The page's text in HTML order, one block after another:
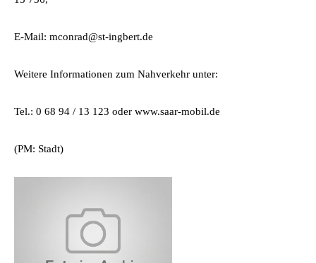
E-Mail: mconrad@st-ingbert.de
Weitere Informationen zum Nahverkehr unter:
Tel.: 0 68 94 / 13 123 oder www.saar-mobil.de
(PM: Stadt)